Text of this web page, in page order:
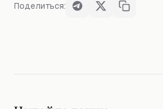
Поделиться: